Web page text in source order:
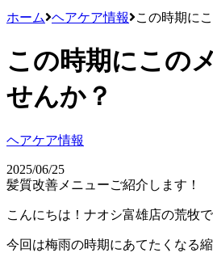
ホーム ヘアケア情報 この時期に
この時期にこの
せんか？
ヘアケア情報
2025/06/25
髪質改善メニューご紹介します！
こんにちは！ナオシ富雄店の荒牧で
今回は梅雨の時期にあてたくなる